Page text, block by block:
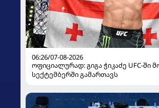
06:26/07-08-2026
ოფიციალურად: გიგა ჭიკაძე UFC-ში
სექტემბერში გამართავს